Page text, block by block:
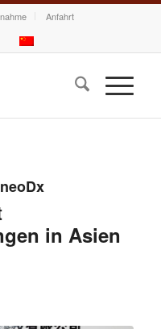
Anfahrt
in Asien